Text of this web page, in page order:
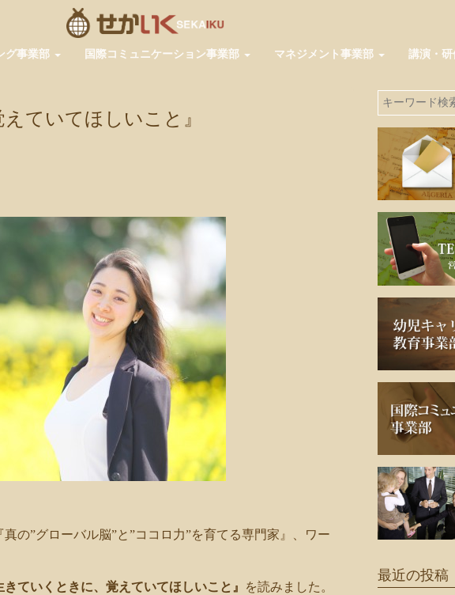
グ事業部 国際コミュニケーション事業部 マネジメント事業部 講演・研
ていてほしいこと』
の”グローバル脳”と”ココロ力”を育てる専門家』、ワー
きていくときに、覚えていてほしいこと』 を読みました。
最近の投稿